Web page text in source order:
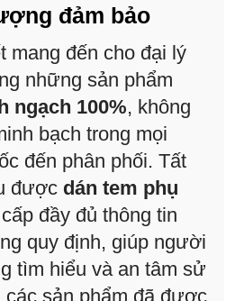
đảm bảo
mang đến cho đại lý
những sản phẩm
ngạch 100%, không
bạch trong mọi
đến phân phối. Tất
được dán tem phụ
đầy đủ thông tin
quy định, giúp người
tìm hiểu và an tâm sử
sản phẩm đã được